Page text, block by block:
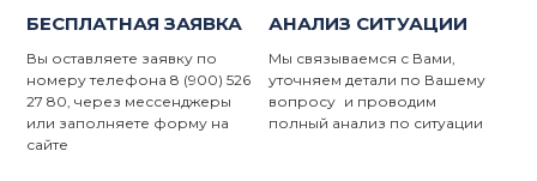
БЕСПЛАТНАЯ ЗАЯВКА
Вы оставляете заявку по
номеру телефона 8 (900) 526
27 80, через мессенджеры
или заполняете форму на
сайте
АНАЛИЗ СИТУАЦИИ
Мы связываемся с Вами,
уточняем детали по Вашему
вопросу и проводим
полный анализ по ситуации